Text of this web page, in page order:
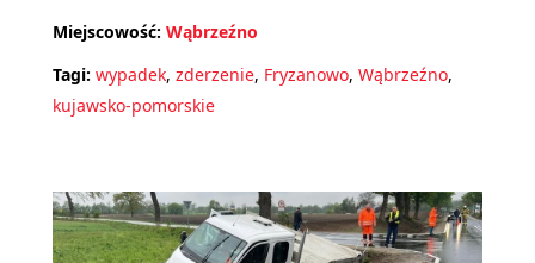
Miejscowość: Wąbrzeźno
Tagi: wypadek, zderzenie, Fryzanowo, Wąbrzeźno,
kujawsko-pomorskie